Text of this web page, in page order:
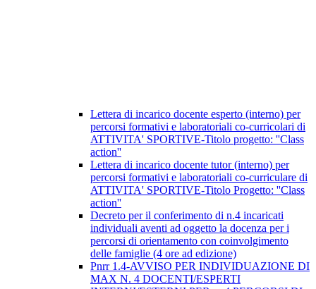
Lettera di incarico docente esperto (interno) per
percorsi formativi e laboratoriali co-curricolari di
ATTIVITA' SPORTIVE-Titolo progetto: ''Class
action''
Lettera di incarico docente tutor (interno) per
percorsi formativi e laboratoriali co-curriculare di
ATTIVITA' SPORTIVE-Titolo Progetto: ''Class
action''
Decreto per il conferimento di n.4 incaricati
individuali aventi ad oggetto la docenza per i
percorsi di orientamento con coinvolgimento
delle famiglie (4 ore ad edizione)
Pnrr 1.4-AVVISO PER INDIVIDUAZIONE DI
MAX N. 4 DOCENTI/ESPERTI